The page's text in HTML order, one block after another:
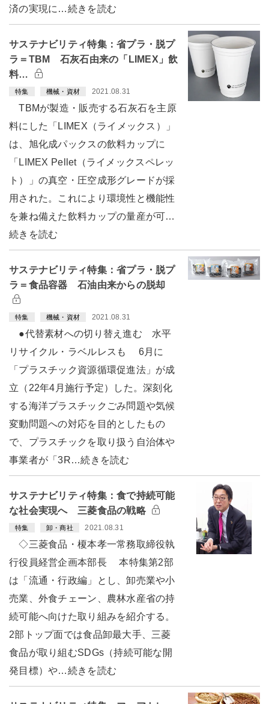
済の実現に…続きを読む
サステナビリティ特集：省プラ・脱プ
ラ＝TBM 石灰石由来の「LIMEX」飲
料…
特集 機械・資材 2021.08.31
TBMが製造・販売する石灰石を主原
料にした「LIMEX（ライメックス）」
は、旭化成パックスの飲料カップに
「LIMEX Pellet（ライメックスペレッ
ト）」の真空・圧空成形グレードが採
用された。これにより環境性と機能性
を兼ね備えた飲料カップの量産が可…
続きを読む
サステナビリティ特集：省プラ・脱プ
ラ＝食品容器 石油由来からの脱却
特集 機械・資材 2021.08.31
●代替素材への切り替え進む 水平
リサイクル・ラベルレスも 6月に
「プラスチック資源循環促進法」が成
立（22年4月施行予定）した。深刻化
する海洋プラスチックごみ問題や気候
変動問題への対応を目的としたもの
で、プラスチックを取り扱う自治体や
事業者が「3R…続きを読む
サステナビリティ特集：食で持続可能
な社会実現へ 三菱食品の戦略
特集 卸・商社 2021.08.31
◇三菱食品・榎本孝一常務取締役執
行役員経営企画本部長 本特集第2部
は「流通・行政編」とし、卸売業や小
売業、外食チェーン、農林水産省の持
続可能へ向けた取り組みを紹介する。
2部トップ面では食品卸最大手、三菱
食品が取り組むSDGs（持続可能な開
発目標）や…続きを読む